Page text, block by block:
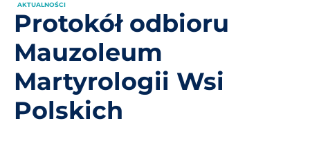
AKTUALNOŚCI
Protokół odbioru
Mauzoleum
Martyrologii Wsi
Polskich